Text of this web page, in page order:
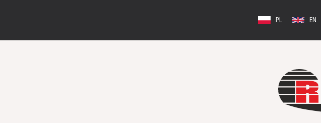
PL EN